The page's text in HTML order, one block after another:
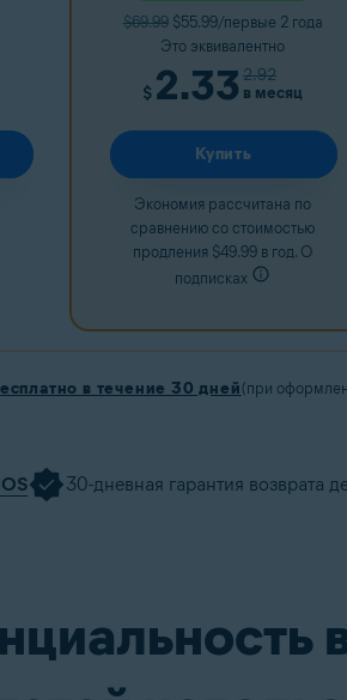
$69.99$55.99/первые 2 года
Это эквивалентно
$ 2.33 2.92
в месяц
Купить
Экономия рассчитана по
сравнению со стоимостью
продления $49.99 в год. О
подписках
в течение 30 дней (при
30-дневная гарантия возврата